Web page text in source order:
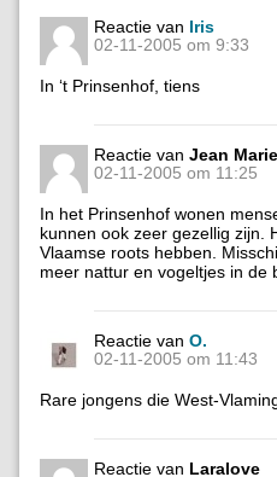
Reactie van Iris
02-11-2005 om 9:33
In ‘t Prinsenhof, tiens
Reactie van Jean
02-11-2005 om 11:25
In het Prinsenhof wonen
kunnen ook zeer gezellig zijn.
Vlaamse roots hebben.
meer nattur en vogeltjes in de
Reactie van O.
02-11-2005 om 11:43
Rare jongens die West-
Reactie van Laralove